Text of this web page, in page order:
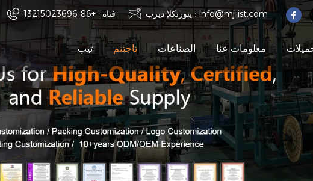
فتاه :+86-13215023696 ينورتكلإ ديرب :Info@mj-ist.com
تيب تاجتنم الصناعات معلومات عنا